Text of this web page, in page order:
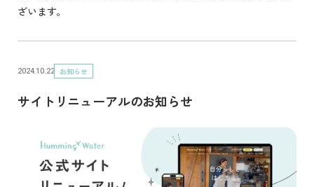
ざいます。
サイトリニューアルのお知らせ
2024.10.22 お知らせ